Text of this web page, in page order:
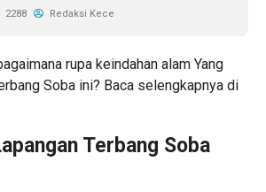
2288 Redaksi Kece
rupa keindahan alam Yang
Soba ini? Baca selengkapnya di
Terbang Soba